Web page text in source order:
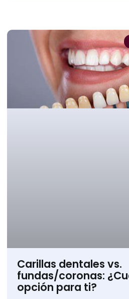
Carillas dentales vs.
fundas/coronas:
opción para ti?